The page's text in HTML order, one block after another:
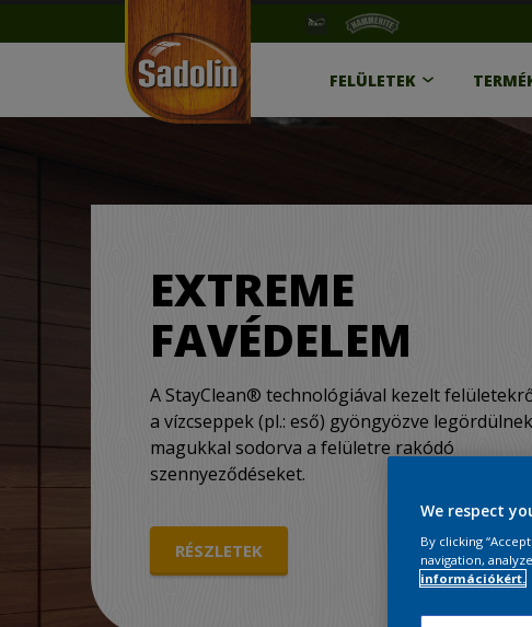
FELÜLETEK
EXTREME
FAVÉDELEM
A StayClean® technológiával kezelt
a vízcseppek (pl.: eső) gyöngyözve
magukkal sodorva a felületre rakódó
szennyeződéseket.
RÉSZLETEK
We respect
By clicking
navigation,
információkért.